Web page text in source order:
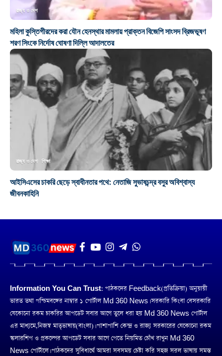
রাজ্য ও দেশ
মহিলা কুস্তিগীরদের করা যৌন হেনস্থার মামলায় প্রাক্তন বিজেপি সাংসদ ব্রিজভূষণ
শরণ সিংকে নির্দোষ ঘোষণা দিল্লি আদালতের
রাজ্য ও দেশ শিক্ষা
আইসিএসের চাকরি ছেড়ে স্বাধীনতার পথে: নেতাজি সুভাষচন্দ্র বসুর অবিশ্বাস্য
জীবনকাহিনি
Information You Can Trust: পাঠকদের Feedback(প্রতিক্রিয়া) অনুয়ায়ী
ভারত তথা পশ্চিমবঙ্গের নাম্বার ১ পোর্টাল Md 360 News। সরকারি কিংবা বেসরকারি
যেকোনো রকম চাকরির আপডেট সবার আগে তুলে ধরা হয় Md 360 News পোর্টাল
এর মাধ্যমে,নিজস্ব মাতৃভাষায়(বাংলা)। পাশাপাশি কেন্দ্র ও রাজ্য সরকারের যেকোনো রকম
স্কলারশিপ ও প্রকল্পের আপডেট সবার আগে পেতে নিয়মিত চোঁখ রাখুন Md 360
News পোর্টালে। পাঠকদের সুবিধার্থে আমরা সবসময় চেষ্টা করি সহজ সরল ভাষায় সমস্ত